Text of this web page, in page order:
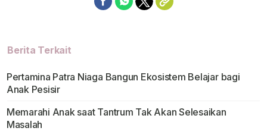
Berita Terkait
Pertamina Patra Niaga Bangun Ekosistem Belajar bagi
Anak Pesisir
Memarahi Anak saat Tantrum Tak Akan Selesaikan
Masalah